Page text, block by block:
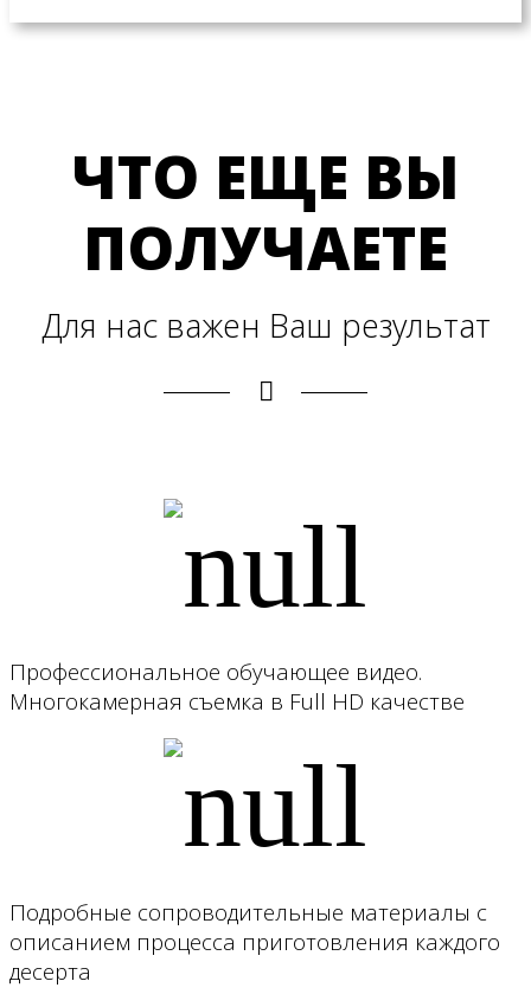
ЧТО ЕЩЕ ВЫ
ПОЛУЧАЕТЕ
Для нас важен Ваш результат
Профессиональное обучающее видео.
Многокамерная съемка в Full HD качестве
Подробные сопроводительные материалы с
описанием процесса приготовления каждого
десерта